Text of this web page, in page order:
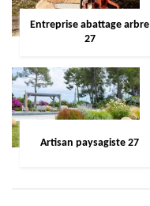
Entreprise abattage arbre
27
Artisan paysagiste 27